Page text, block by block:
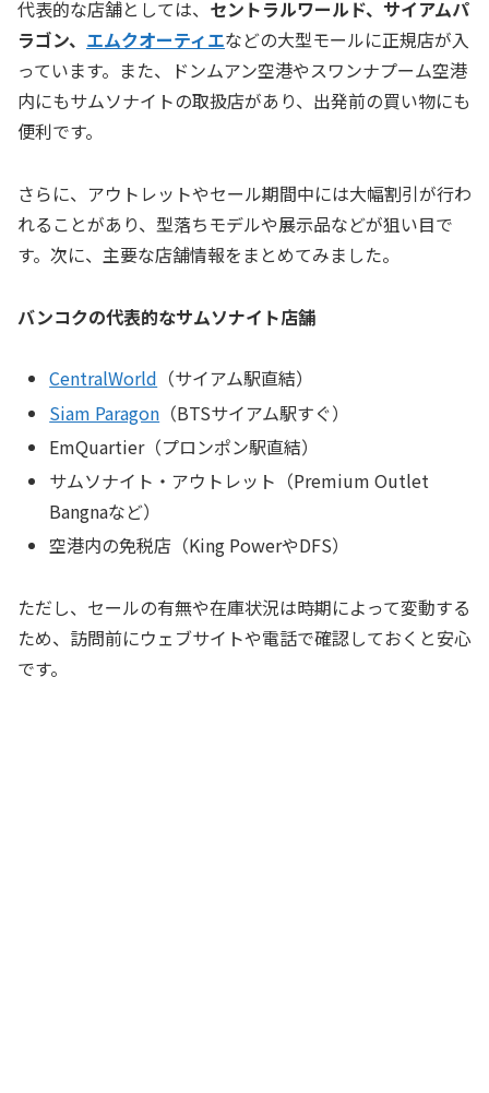
代表的な店舗としては、 セントラルワールド、サイアムパ
ラゴン、 エムクオーティエなどの大型モールに正規店が入
っています。また、ドンムアン空港やスワンナプーム空港
内にもサムソナイトの取扱店があり、出発前の買い物にも
便利です。
さらに、アウトレットやセール期間中には大幅割引が行わ
れることがあり、型落ちモデルや展示品などが狙い目で
す。次に、主要な店舗情報をまとめてみました。
バンコクの代表的なサムソナイト店舗
CentralWorld （サイアム駅直結）
Siam Paragon （BTSサイアム駅すぐ）
EmQuartier（プロンポン駅直結）
サムソナイト・アウトレット（Premium Outlet
Bangnaなど）
空港内の免税店（King PowerやDFS）
ただし、セールの有無や在庫状況は時期によって変動する
ため、訪問前にウェブサイトや電話で確認しておくと安心
です。